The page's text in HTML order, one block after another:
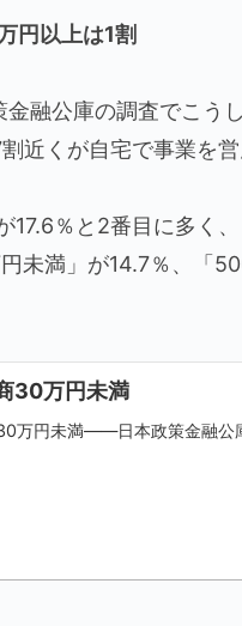
円以上は1割
融公庫の調査でこう
近くが自宅で事業を営
％と2番目に多く
未満」が14.7％、「
30万円未満
万円未満――日本政策金融公